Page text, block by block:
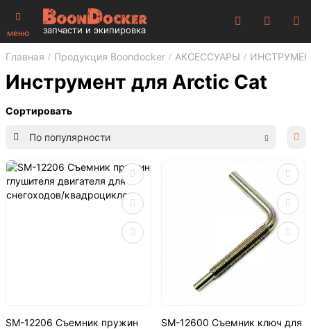
меню запчасти и экипировка
Главная Продукция Boondocker АКСЕССУАРЫ
Инструмент для Arctic Cat
Сортировать
По популярности
SM-12206 Съемник пружин
SM-12600 Съемник ключ для